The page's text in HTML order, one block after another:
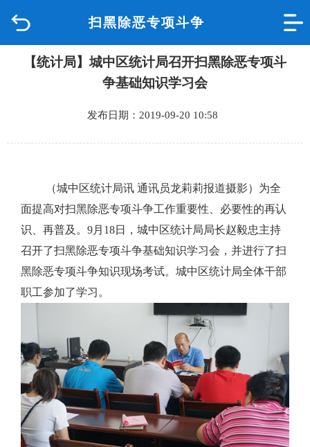
扫黑除恶专项斗争
品质城中
政府信息公开
互动回应
数据专题
【统计局】城中区统计局召开扫黑除恶专项斗
争基础知识学习会
发布日期：2019-09-20 10:58
（城中区统计局讯 通讯员龙莉莉报道摄影）为全
面提高对扫黑除恶专项斗争工作重要性、必要性的再认
识、再普及 。 9月18日，城中区统计局局长赵毅忠主持
召开了扫黑除恶专项斗争基础知识学习会，并进行了扫
黑除恶专项斗争知识现场考试。城中区统计局全体干部
职工参加了学习。